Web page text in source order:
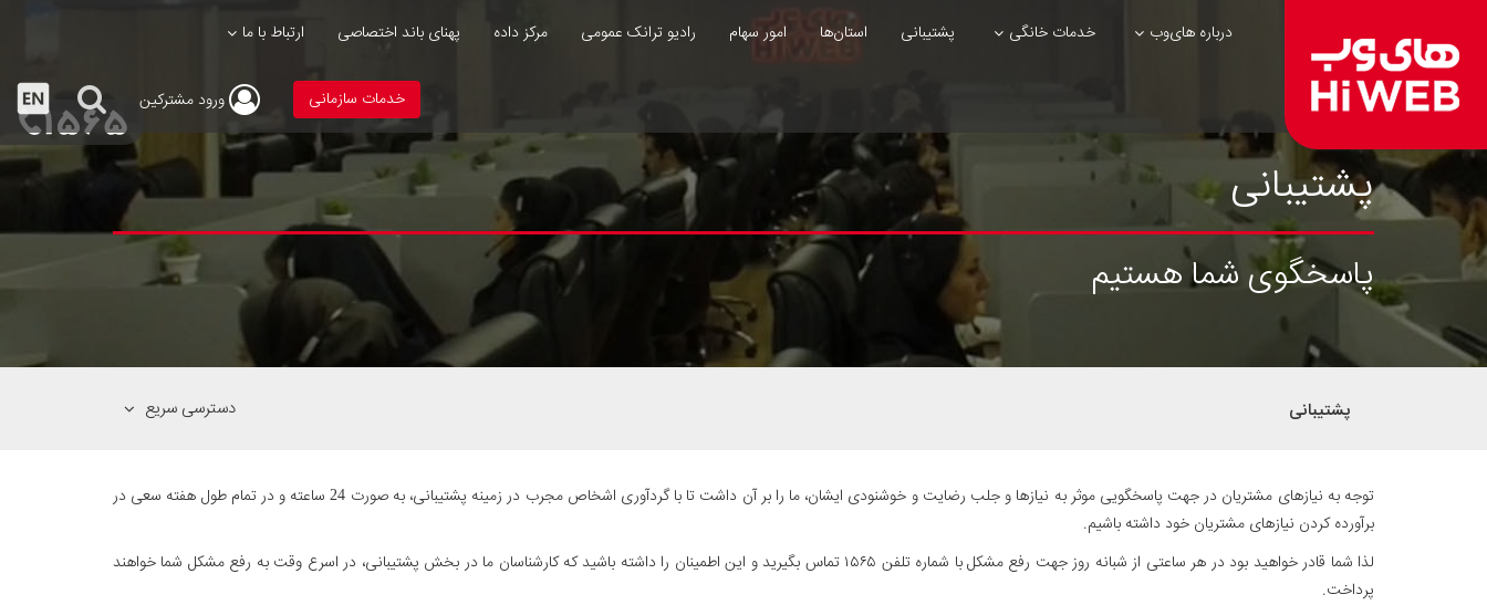
درباره های‌وب خدمات خانگی پشتیبانی استان‌ها امور سهام رادیو ترانک عمومی مرکز داده پهنای باند اختصاصی ارتباط با ما
ورود مشترکین خدمات سازمانی
پشتیبانی
پاسخگوی شما هستیم
پشتیبانی دسترسی سریع
توجه به نیازهای مشتریان در جهت پاسخگویی موثر به نیازها و جلب رضایت و خوشنودی ایشان، ما را بر آن داشت تا با گردآوری اشخاص مجرب در زمینه پشتیبانی، به صورت 24 ساعته و در تمام طول هفته سعی در
برآورده کردن نیازهای مشتریان خود داشته باشیم.
لذا شما قادر خواهید بود در هر ساعتی از شبانه روز جهت رفع مشکل با شماره تلفن ۱۵۶۵ تماس بگیرید و این اطمینان را داشته باشید که کارشناسان ما در بخش پشتیبانی، در اسرع وقت به رفع مشکل شما خواهند
پرداخت.